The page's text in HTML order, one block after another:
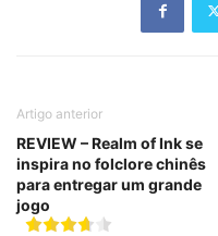
Artigo anterior
REVIEW – Realm of Ink se
inspira no folclore chinês
para entregar um grande
jogo